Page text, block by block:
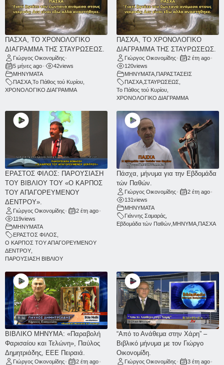
ΠΑΣΧΑ, ΤΟ ΧΡΟΝΟΛΟΓΙΚΟ
ΔΙΑΓΡΑΜΜΑ ΤΗΣ ΣΤΑΥΡΩΣΕΩΣ.
Γιώργος Οικονομίδης•
5 μήνες ago• 42views
ΜΗΝΥΜΑΤΑ
ΠΑΣΧΑ Το Πάθος τού Κυρίου
ΧΡΟΝΟΛΟΓΙΚΟ ΔΙΑΓΡΑΜΜΑ
ΠΑΣΧΑ, ΤΟ ΧΡΟΝΟΛΟΓΙΚΟ
ΔΙΑΓΡΑΜΜΑ ΤΗΣ ΣΤΑΥΡΩΣΕΩΣ.
Γιώργος Οικονομίδης• 2 έτη ago•
120views
ΜΗΝΥΜΑΤΑ ΠΑΡΑΣΤΑΣΕΙΣ
ΠΑΣΧΑ ΣΤΑΥΡΩΣΕΩΣ
Το Πάθος τού Κυρίου
ΧΡΟΝΟΛΟΓΙΚΟ ΔΙΑΓΡΑΜΜΑ
ΕΡΑΣΤΟΣ ΦΙΛΟΣ: ΠΑΡΟΥΣΙΑΣΗ
ΤΟΥ ΒΙΒΛΙΟΥ ΤΟΥ «Ο ΚΑΡΠΟΣ
ΤΟΥ ΑΠΑΓΟΡΕΥΜΕΝΟΥ
ΔΕΝΤΡΟΥ».
Γιώργος Οικονομίδης• 2 έτη ago•
119views
ΜΗΝΥΜΑΤΑ
ΕΡΑΣΤΟΣ ΦΙΛΟΣ
Ο ΚΑΡΠΟΣ ΤΟΥ ΑΠΑΓΟΡΕΥΜΕΝΟΥ
ΔΕΝΤΡΟΥ
ΠΑΡΟΥΣΙΑΣΗ ΒΙΒΛΙΟΥ
Πάσχα, μήνυμα για την Εβδομάδα
τών Παθών.
Γιώργος Οικονομίδης• 2 έτη ago•
131views
ΜΗΝΥΜΑΤΑ
Γιάννης Σαμαράς
Εβδομάδα τών Παθών ΜΗΝΥΜΑ ΠΑΣΧΑ
ΒΙΒΛΙΚΟ ΜΗΝΥΜΑ: «Παραβολή
Φαρισαίου και Τελώνη», Παύλος
Δημητριάδης, ΕΕΕ Πειραιά.
Γιώργος Οικονομίδης• 2 έτη ago•
“Από το Ανάθεμα στην Χάρη” –
Βιβλικό μήνυμα με τον Γιώργο
Οικονομίδη.
Γιώργος Οικονομίδης• 3 έτη ago•